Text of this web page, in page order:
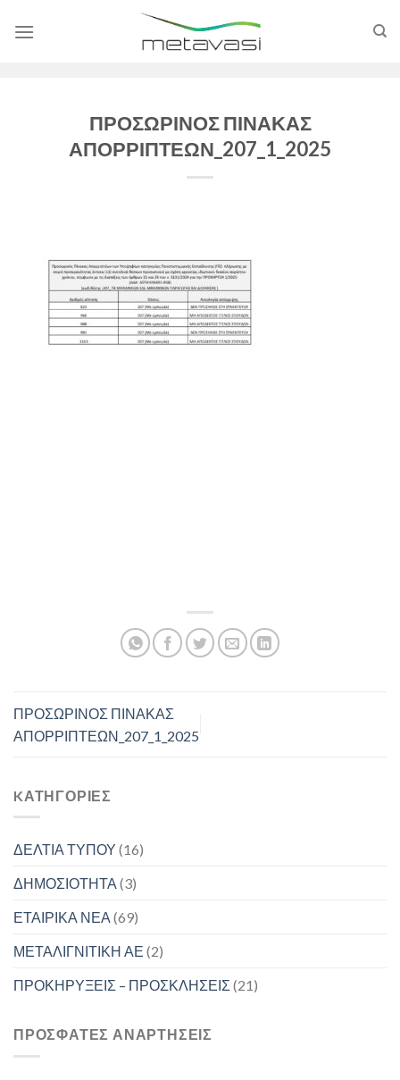
ΠΡΟΣΩΡΙΝΟΣ ΠΙΝΑΚΑΣ
ΑΠΟΡΡΙΠΤΕΩΝ_207_1_2025
ΠΡΟΣΩΡΙΝΟΣ ΠΙΝΑΚΑΣ
ΑΠΟΡΡΙΠΤΕΩΝ_207_1_2025
KΑΤΗΓΟΡΊΕΣ
ΔΕΛΤΙΑ ΤΥΠΟΥ (16)
ΔΗΜΟΣΙΟΤΗΤΑ (3)
ΕΤΑΙΡΙΚΑ ΝΕΑ (69)
ΜΕΤΑΛΙΓΝΙΤΙΚΗ ΑΕ (2)
ΠΡΟΚΗΡΥΞΕΙΣ – ΠΡΟΣΚΛΗΣΕΙΣ (21)
ΠΡΟΣΦΑΤΕΣ ΑΝΑΡΤΗΣΕΙΣ